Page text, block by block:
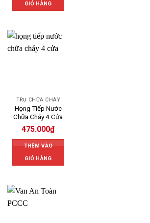
GIỎ HÀNG
TRỤ CHỮA CHÁY
Họng Tiếp Nước
Chữa Cháy 4 Cửa
475.000₫
THÊM VÀO
GIỎ HÀNG